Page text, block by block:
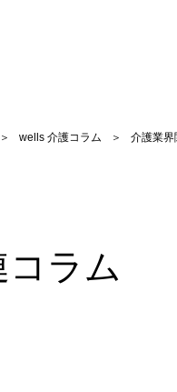
wells 介護コラム 介護業界
ラム